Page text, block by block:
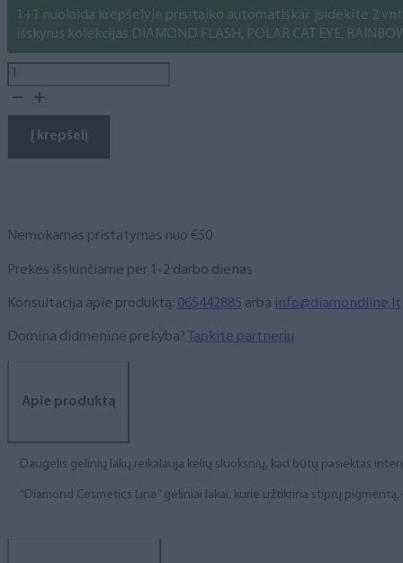
1+1 nuolaida krepšelyje prisitaiko automatiškai: įsidėkite 2
išskyrus kolekcijas DIAMOND FLASH, POLAR CAT EYE,
produkto
kiekis:
lakas,
Į krepšelį
Nemokamas pristatymas nuo €50
Prekes išsiunčiame per 1-2 darbo dienas
Konsultacija apie produktą: 065442885 arba info@diamondline.lt
Domina didmeninė prekyba? Tapkite partneriu
Apie produktą
Daugelis gelinių lakų reikalauja kelių sluoksnių, kad būtų pasiektas
“Diamond Cosmetics Line” geliniai lakai, kurie užtikrina stiprų